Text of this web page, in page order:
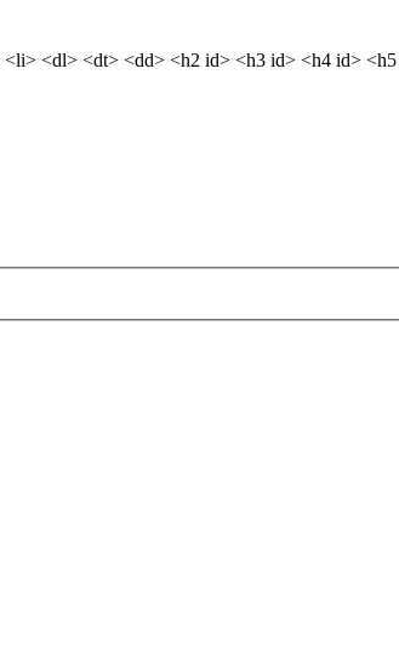
<dl> <dt> <dd> <h2 id> <h3 id> <h4 id>